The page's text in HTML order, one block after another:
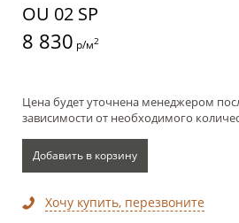
OU 02 SP
8 830 р/м2
Цена будет уточнена менеджером
зависимости от необходимого
Добавить в корзину
Хочу купить, перезвоните